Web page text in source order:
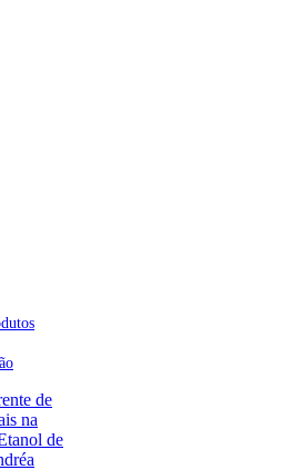
de
na
de